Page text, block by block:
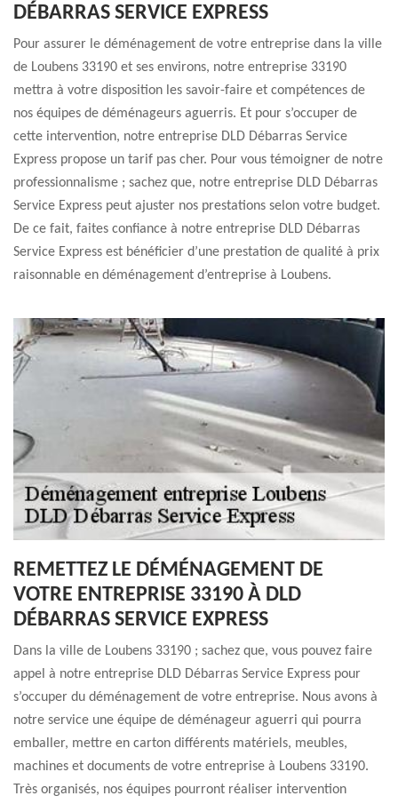
DÉBARRAS SERVICE EXPRESS
Pour assurer le déménagement de votre entreprise dans la ville
de Loubens 33190 et ses environs, notre entreprise 33190
mettra à votre disposition les savoir-faire et compétences de
nos équipes de déménageurs aguerris. Et pour s’occuper de
cette intervention, notre entreprise DLD Débarras Service
Express propose un tarif pas cher. Pour vous témoigner de notre
professionnalisme ; sachez que, notre entreprise DLD Débarras
Service Express peut ajuster nos prestations selon votre budget.
De ce fait, faites confiance à notre entreprise DLD Débarras
Service Express est bénéficier d’une prestation de qualité à prix
raisonnable en déménagement d’entreprise à Loubens.
REMETTEZ LE DÉMÉNAGEMENT DE
VOTRE ENTREPRISE 33190 À DLD
DÉBARRAS SERVICE EXPRESS
Dans la ville de Loubens 33190 ; sachez que, vous pouvez faire
appel à notre entreprise DLD Débarras Service Express pour
s’occuper du déménagement de votre entreprise. Nous avons à
notre service une équipe de déménageur aguerri qui pourra
emballer, mettre en carton différents matériels, meubles,
machines et documents de votre entreprise à Loubens 33190.
Très organisés, nos équipes pourront réaliser intervention